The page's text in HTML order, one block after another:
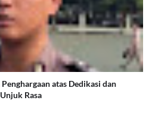
atas Dedikasi dan
Rasa